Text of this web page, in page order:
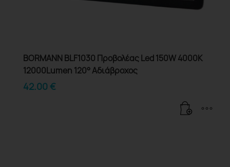
BORMANN BLF1030 Προβολέας Led 150W 4000K
12000Lumen 120° Αδιάβροχος
42.00€